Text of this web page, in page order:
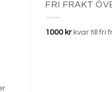
FRI FRAKT
1000 kr kvar till fri